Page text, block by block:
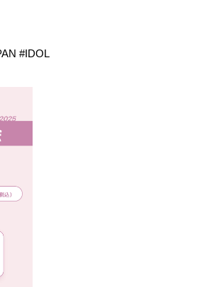
#IDOL